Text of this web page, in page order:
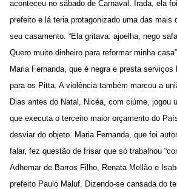
aconteceu no sábado de Carnaval. Irada, ela
prefeito e lá teria protagonizado uma das mais
seu casamento. “Ela gritava: ajoelha, nego
Quero muito dinheiro para reformar minha
Maria Fernanda, que é negra e presta
para os Pitta. A violência também marcou a
Dias antes do Natal, Nicéa, com ciúme, jogou
que executa o terceiro maior orçamento do
desviar do objeto. Maria Fernanda, que foi
falar, fez questão de frisar que só trabalhou
Adhemar de Barros Filho, Renata Mellão e
prefeito Paulo Maluf. Dizendo-se cansada do